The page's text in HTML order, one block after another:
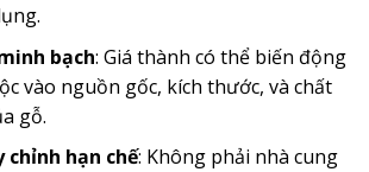
bạch: Giá thành có thể biến động
vào nguồn gốc, kích thước, và chất
gỗ.
chỉnh hạn chế: Không phải nhà cung